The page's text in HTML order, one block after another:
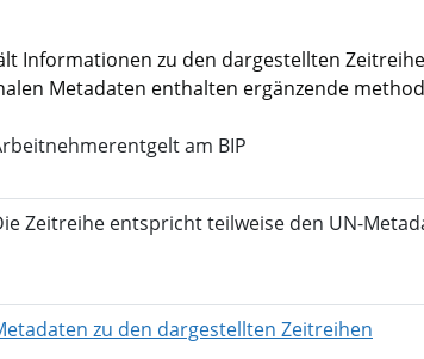
Informationen zu den dargestellten
Metadaten enthalten ergänzende
am BIP
Zeitreihe entspricht teilweise den UN-
zu den dargestellten Zeitreihen